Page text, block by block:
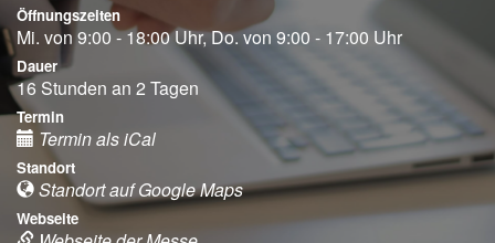
Öffnungszeiten
Mi. von 9:00 - 18:00 Uhr, Do. von 9:00 - 17:00 Uhr
Dauer
16 Stunden an 2 Tagen
Termin
Termin als iCal
Standort
Standort auf Google Maps
Webseite